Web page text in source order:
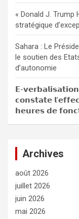
« Donald J. Trump
stratégique
Sahara : Le
le soutien des
d’autonomie
𝗘-
𝗰𝗼𝗻𝘀𝘁𝗮𝘁𝗲
𝗵𝗲𝘂𝗿𝗲𝘀 𝗱𝗲
Archives
août 2026
juillet 2026
juin 2026
mai 2026